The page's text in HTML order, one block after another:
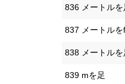
836 メートルを
837 メートルを
838 メートルを
839 mを足